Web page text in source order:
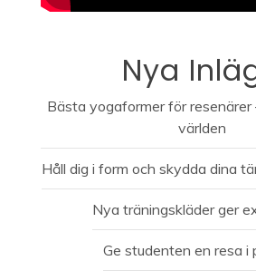
Nya
Bästa yogaformer för resenärer
världen
Håll dig i form och skydda dina
Nya träningskläder ger
Ge studenten en resa i